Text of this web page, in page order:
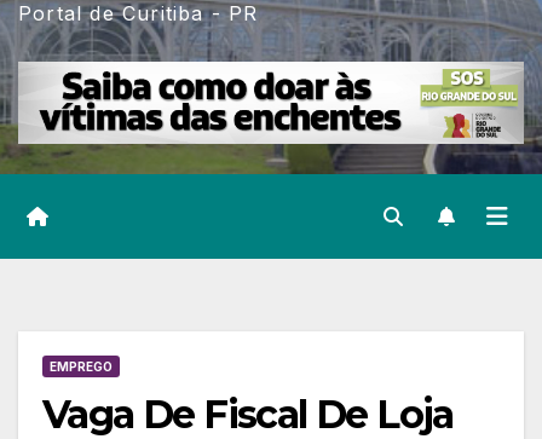
Portal de Curitiba - PR
EMPREGO
Vaga De Fiscal De Loja